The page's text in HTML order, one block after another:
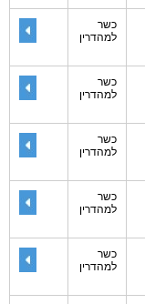
כשר
למהדרין
כשר
למהדרין
כשר
למהדרין
כשר
למהדרין
כשר
למהדרין